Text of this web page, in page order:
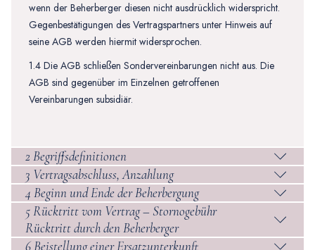
wenn der Beherberger diesen nicht ausdrücklich widerspricht.
Gegenbestätigungen des Vertragspartners unter Hinweis auf
seine AGB werden hiermit widersprochen.
1.4 Die AGB schließen Sondervereinbarungen nicht aus. Die
AGB sind gegenüber im Einzelnen getroffenen
Vereinbarungen subsidiär.
2 Begriffsdefinitionen
3 Vertragsabschluss, Anzahlung
4 Beginn und Ende der Beherbergung
5 Rücktritt vom Vertrag – Stornogebühr
Rücktritt durch den Beherberger
6 Beistellung einer Ersatzunterkunft